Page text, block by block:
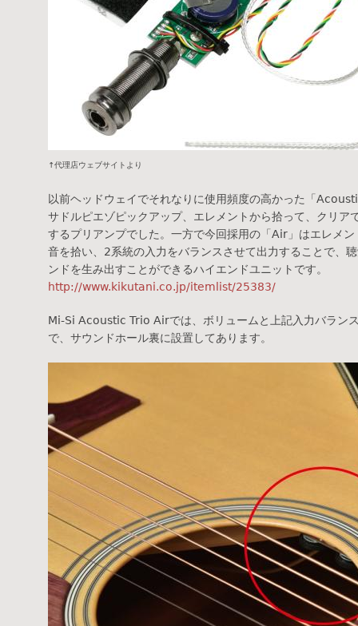
↑代理店ウェブサイトより
以前ヘッドウェイでそれなりに使用頻度の高かった「
サドルピエゾピックアップ、エレメントから拾って、クリア
するプリアンプでした。一方で今回採用の「Air」はエレメ
音を拾い、2系統の入力をバランスさせて出力することで、
ンドを生み出すことができるハイエンドユニットです。
http://www.kikutani.co.jp/itemlist/25383/
Mi-Si Acoustic Trio Airでは、ボリュームと上記入力バラン
で、サウンドホール裏に設置してあります。